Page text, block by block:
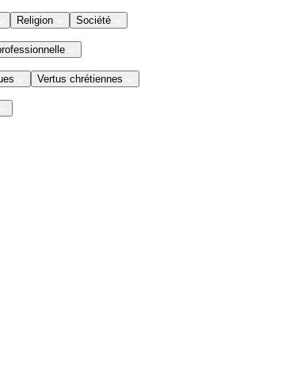
Religion Société
Vertus chrétiennes